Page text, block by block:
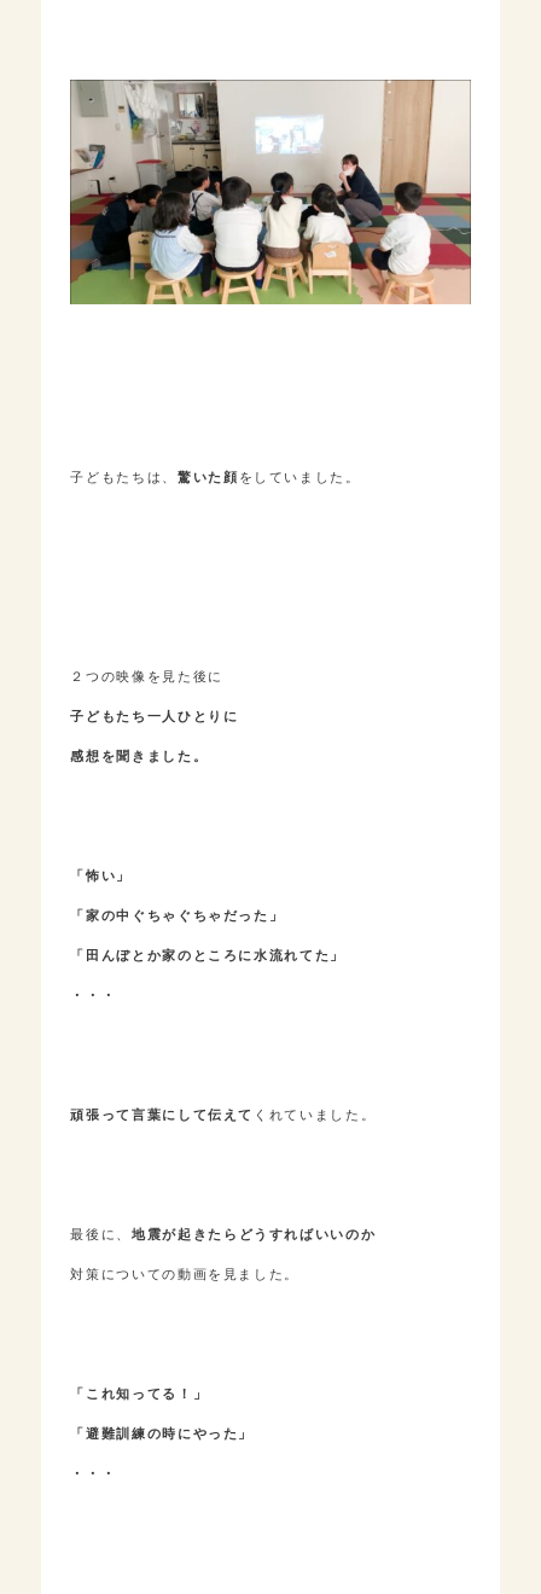
子どもたちは、 驚いた顔 をしていました。
２つの映像を見た後に
子どもたち一人ひとりに
感想を聞きました。
「怖い」
「家の中ぐちゃぐちゃだった」
「田んぼとか家のところに水流れてた」
・・・
頑張って言葉にして伝えて くれていました。
最後に、 地震が起きたらどうすればいいのか
対策についての動画を見ました。
「これ知ってる！」
「避難訓練の時にやった」
・・・